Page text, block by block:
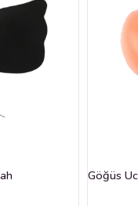
Göğüs